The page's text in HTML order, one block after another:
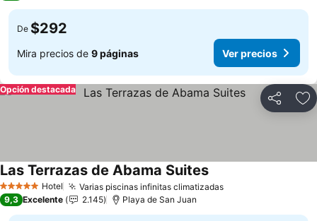
De $292
Mira precios de 9 páginas Ver precios
Compartir
Opción destacada
5 Estrellas Hotel Varias piscinas infinitas climatizadasVer precios
Las Terrazas de Abama SuitesVer precios
9,3 Excelente 2.145 Playa de San Juan